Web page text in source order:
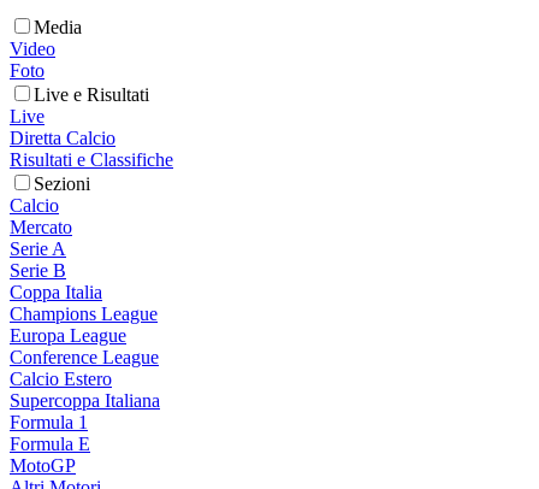
Media
Video
Foto
Live e Risultati
Live
Diretta Calcio
Risultati e Classifiche
Sezioni
Calcio
Mercato
Serie A
Serie B
Coppa Italia
Champions League
Europa League
Conference League
Calcio Estero
Supercoppa Italiana
Formula 1
Formula E
MotoGP